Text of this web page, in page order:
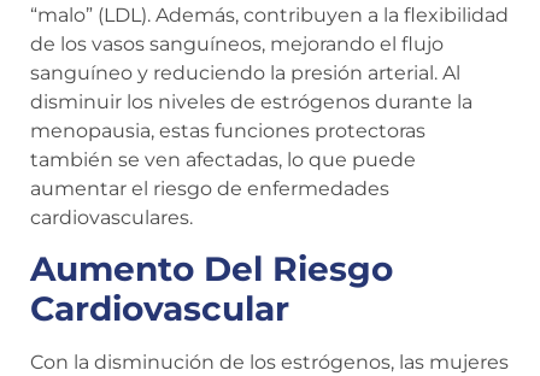
“malo” (LDL). Además, contribuyen a la flexibilidad
de los vasos sanguíneos, mejorando el flujo
sanguíneo y reduciendo la presión arterial. Al
disminuir los niveles de estrógenos durante la
menopausia, estas funciones protectoras
también se ven afectadas, lo que puede
aumentar el riesgo de enfermedades
cardiovasculares.
Aumento Del Riesgo
Cardiovascular
Con la disminución de los estrógenos, las mujeres